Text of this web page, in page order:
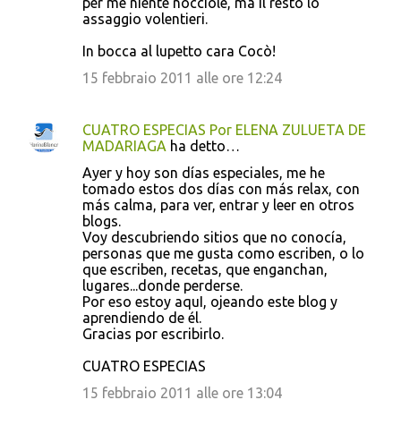
t
i
assaggio volentieri.
In bocca al lupetto cara Cocò!
15 febbraio 2011 alle ore 12:24
CUATRO ESPECIAS Por ELENA ZULUETA DE
MADARIAGA ha detto…
Ayer y hoy son días especiales, me he
tomado estos dos días con más relax, con
más calma, para ver, entrar y leer en otros
blogs.
Voy descubriendo sitios que no conocía,
personas que me gusta como escriben, o lo
que escriben, recetas, que enganchan,
lugares...donde perderse.
Por eso estoy aquI, ojeando este blog y
aprendiendo de él.
Gracias por escribirlo.
CUATRO ESPECIAS
15 febbraio 2011 alle ore 13:04